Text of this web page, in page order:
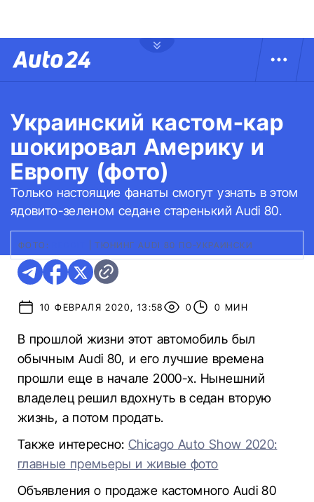
Украинский кастом-кар
шокировал Америку и
Европу (фото)
Только настоящие фанаты смогут узнать в этом
ядовито-зеленом седане старенький Audi 80.
ФОТО: ТЮНИНГ AUDI 80 ПО-УКРАИНСКИ
10 ФЕВРАЛЯ 2020, 13:58 0 0 МИН
В прошлой жизни этот автомобиль был
обычным Audi 80, и его лучшие времена
прошли еще в начале 2000-х. Нынешний
владелец решил вдохнуть в седан вторую
жизнь, а потом продать.
Также интересно:Chicago Auto Show 2020:
главные премьеры и живые фото
Объявления о продаже кастомного Audi 80